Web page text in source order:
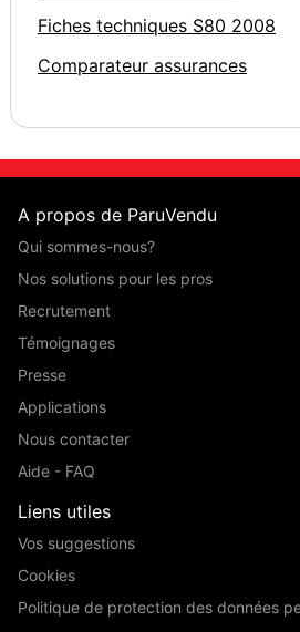
Fiches techniques S80 2008
Comparateur assurances
A propos de ParuVendu
Qui sommes-nous?
Nos solutions pour les pros
Recrutement
Témoignages
Presse
Applications
Nous contacter
Aide - FAQ
Liens utiles
Vos suggestions
Cookies
Politique de protection des données